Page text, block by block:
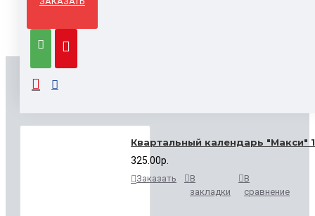
ВЫ СМОТРЕЛИ
Квартальный календарь "Макси"
325.00р.
Заказать
В
закладки
В
сравнение